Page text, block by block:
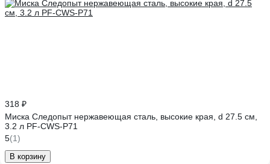
318 ₽
Миска Следопыт нержавеющая сталь, высокие края, d 27.5 см,
3.2 л PF-CWS-P71
5(1)
В корзину